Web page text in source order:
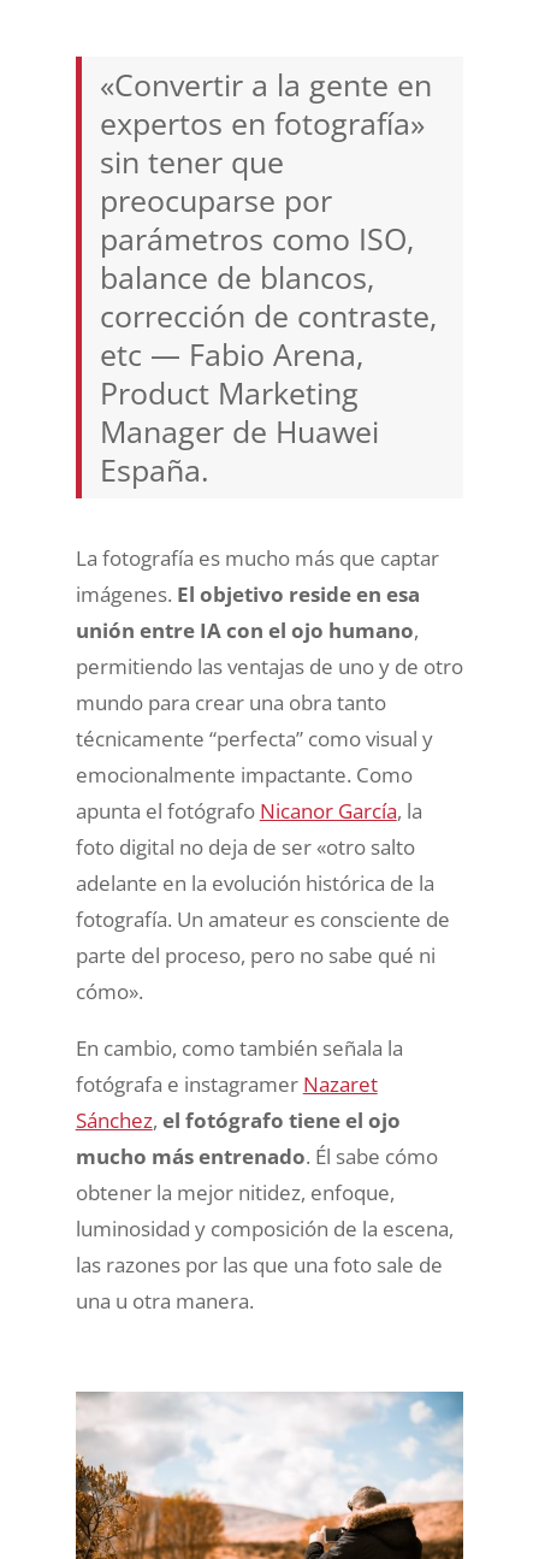
«Convertir a la gente en
expertos en fotografía»
sin tener que
preocuparse por
parámetros como ISO,
balance de blancos,
corrección de contraste,
etc — Fabio Arena,
Product Marketing
Manager de Huawei
España.
La fotografía es mucho más que captar
imágenes. El objetivo reside en esa
unión entre IA con el ojo humano,
permitiendo las ventajas de uno y de otro
mundo para crear una obra tanto
técnicamente “perfecta” como visual y
emocionalmente impactante. Como
apunta el fotógrafo Nicanor García, la
foto digital no deja de ser «otro salto
adelante en la evolución histórica de la
fotografía. Un amateur es consciente de
parte del proceso, pero no sabe qué ni
cómo».
En cambio, como también señala la
fotógrafa e instagramer Nazaret
Sánchez, el fotógrafo tiene el ojo
mucho más entrenado. Él sabe cómo
obtener la mejor nitidez, enfoque,
luminosidad y composición de la escena,
las razones por las que una foto sale de
una u otra manera.